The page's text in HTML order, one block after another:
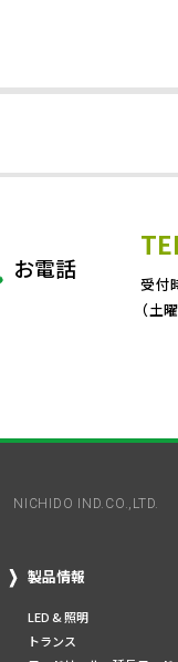
お電話
受付
（土
NICHIDO IND.CO.,LTD.
製品情報
LED & 照明
トランス